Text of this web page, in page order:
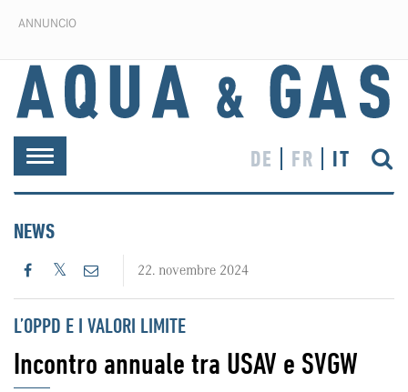
ANNUNCIO
Toggle
navigation
DE FR IT
NEWS
22. novembre 2024
L’OPPD E I VALORI LIMITE
Incontro annuale tra USAV e SVGW